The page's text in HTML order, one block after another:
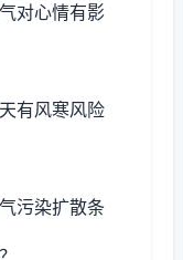
对心情有影
有风寒风险
污染扩散条